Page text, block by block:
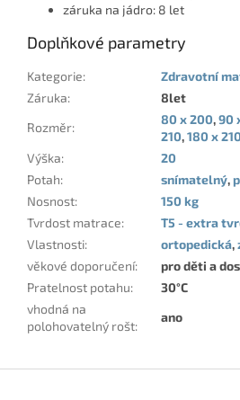
záruka na jádro: 8 let
Doplňkové parametry
Kategorie:
Zdravotní
Záruka:
8let
Rozměr:
80 x 200,90
210,180 x 210
Výška:
20
Potah: snímatelný,
Nosnost:
150 kg
Tvrdost matrace:
T5 - extra
Vlastnosti: ortopedická,
věkové doporučení:
pro děti a
Pratelnost potahu:
30°C
vhodná na
polohovatelný rošt:
ano